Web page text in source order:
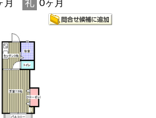
月 礼 0ヶ月